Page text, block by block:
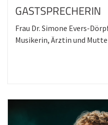
GASTSPRECHERIN
Frau Dr. Simone Evers-
Musikerin, Ärztin und